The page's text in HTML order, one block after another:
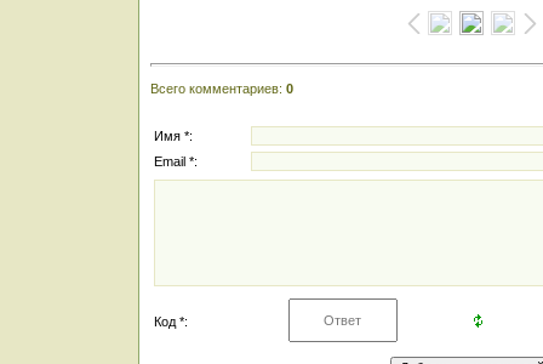
Всего комментариев: 0
Имя *:
Email *:
Код *: